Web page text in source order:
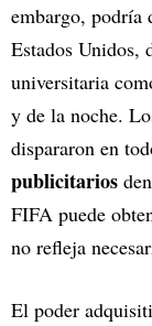
embargo, podría
Estados Unidos,
universitaria
y de la noche.
dispararon en
publicitarios
FIFA puede
no refleja
El poder